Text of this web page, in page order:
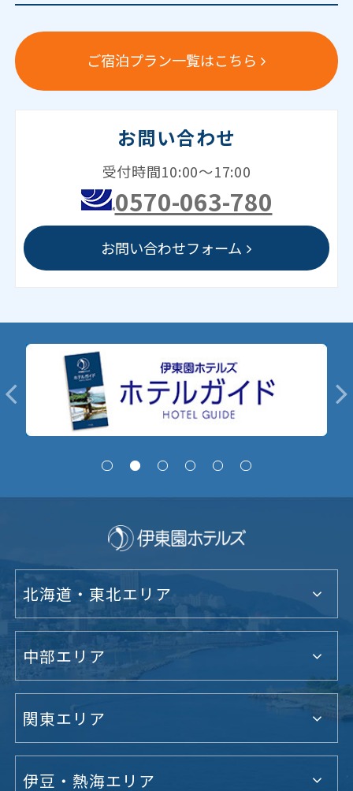
ご宿泊プラン一覧はこちら
お問い合わせ
受付時間10:00～17:00
0570-063-780
お問い合わせフォーム
北海道・東北エリア
中部エリア
関東エリア
伊豆・熱海エリア